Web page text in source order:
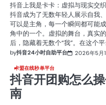
抖音上我是卡卡：虚拟与现实交
抖音成为了无数年轻人展示自我
可以是主角，每一个瞬间都可能
角中的一个。虚拟的舞台，真实
后，隐藏着无数个“我”。在这个
by抖音24小时自助平台 2026年5月
卡盟在线秒单平台
抖音开团购怎么
南